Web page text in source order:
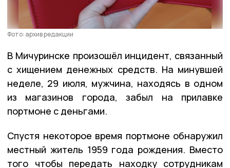
Фото: архив редакции
В Мичуринске произошёл инцидент, связанный
с хищением денежных средств. На минувшей
неделе, 29 июля, мужчина, находясь в одном
из магазинов города, забыл на прилавке
портмоне с деньгами.
Спустя некоторое время портмоне обнаружил
местный житель 1959 года рождения. Вместо
того чтобы передать находку сотрудникам